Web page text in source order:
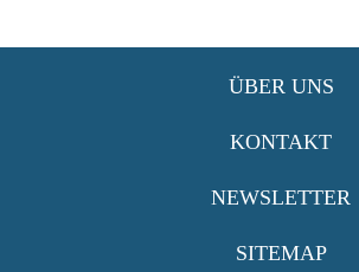
ÜBER UNS
KONTAKT
NEWSLETTER
SITEMAP